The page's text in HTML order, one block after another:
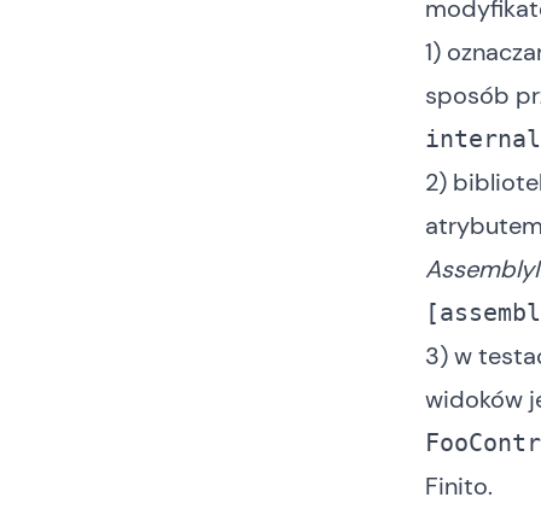
1)
sposób
internal
2)
[
3) w
widoków
Finito.